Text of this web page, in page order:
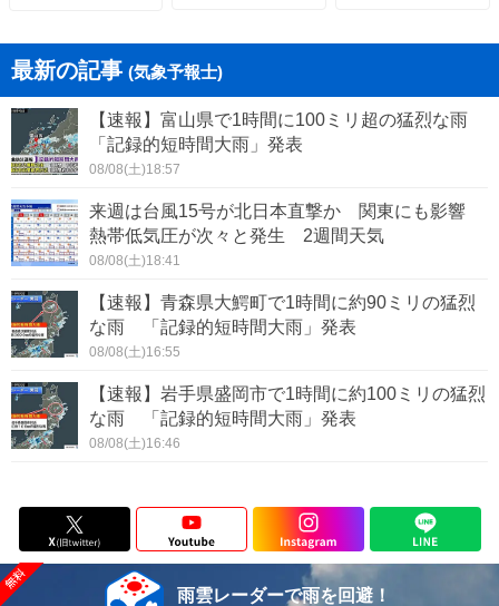
最新の記事 (気象予報士)
【速報】富山県で1時間に100ミリ超の猛烈な雨
「記録的短時間大雨」発表
08/08(土)18:57
来週は台風15号が北日本直撃か 関東にも影響
熱帯低気圧が次々と発生 2週間天気
08/08(土)18:41
【速報】青森県大鰐町で1時間に約90ミリの猛烈
な雨 「記録的短時間大雨」発表
08/08(土)16:55
【速報】岩手県盛岡市で1時間に約100ミリの猛烈
な雨 「記録的短時間大雨」発表
08/08(土)16:46
雨雲レーダーで雨を回避！